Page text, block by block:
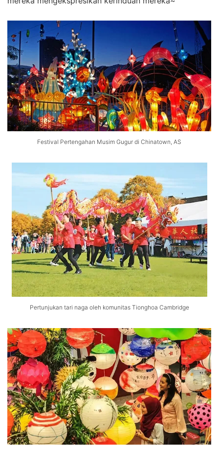
Festival Pertengahan Musim Gugur di Chinatown, AS
Pertunjukan tari naga oleh komunitas Tionghoa Cambridge